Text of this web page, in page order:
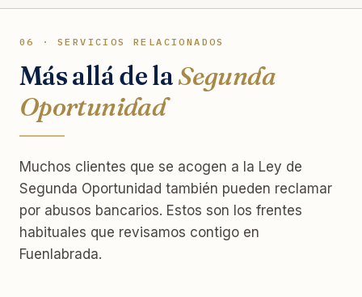
06 · SERVICIOS RELACIONADOS
Más allá de laSegunda
Oportunidad
Muchos clientes que se acogen a la Ley de
Segunda Oportunidad también pueden reclamar
por abusos bancarios. Estos son los frentes
habituales que revisamos contigo en
Fuenlabrada.